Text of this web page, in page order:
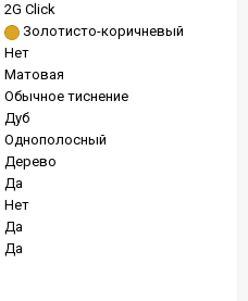
2G Click
Золотисто-коричневый
Нет
Матовая
Обычное тиснение
Дуб
Однополосный
Дерево
Да
Нет
Да
Да